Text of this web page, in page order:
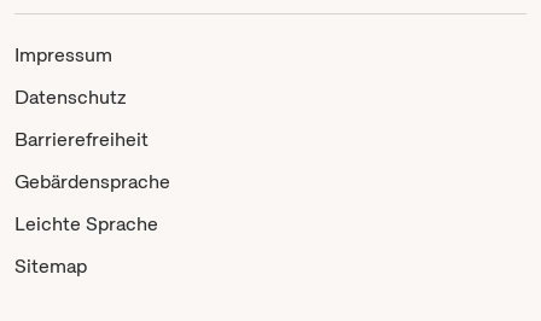
Impressum
Datenschutz
Barrierefreiheit
Gebärdensprache
Leichte Sprache
Sitemap